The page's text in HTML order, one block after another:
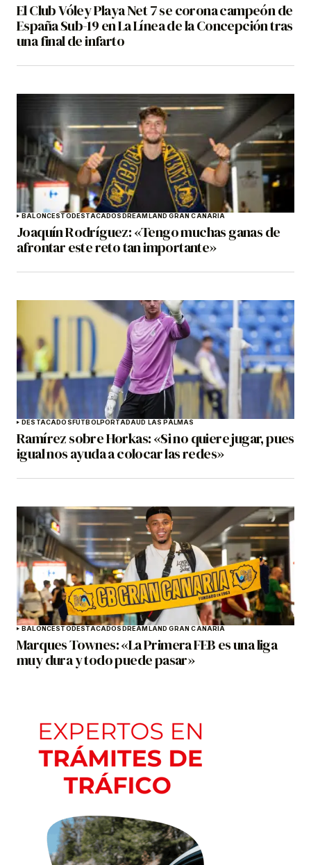
El Club Vóley Playa Net 7 se corona campeón de
España Sub-19 en La Línea de la Concepción tras
una final de infarto
BALONCESTODESTACADOSDREAMLAND GRAN CANARIA
Joaquín Rodríguez: «Tengo muchas ganas de
afrontar este reto tan importante»
DESTACADOSFÚTBOLPORTADAUD LAS PALMAS
Ramírez sobre Horkas: «Si no quiere jugar, pues
igual nos ayuda a colocar las redes»
BALONCESTODESTACADOSDREAMLAND GRAN CANARIA
Marques Townes: «La Primera FEB es una liga
muy dura y todo puede pasar»